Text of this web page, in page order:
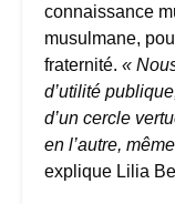
connaissance
musulmane,
fraternité. «
d’utilité
d’un cercle
en l’autre,
explique Lilia